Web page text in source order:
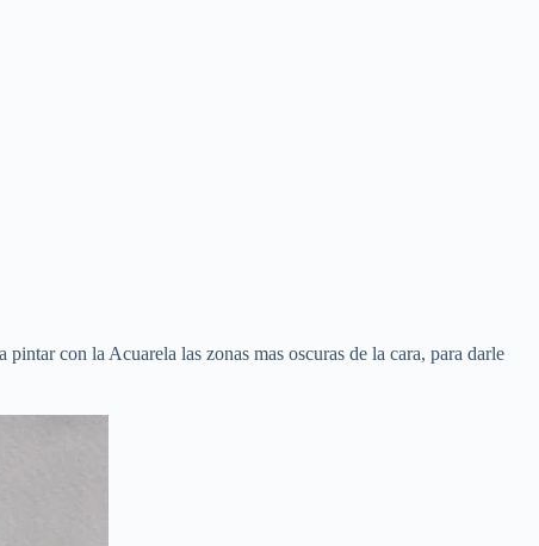
con la Acuarela las zonas mas oscuras de la cara, para darle